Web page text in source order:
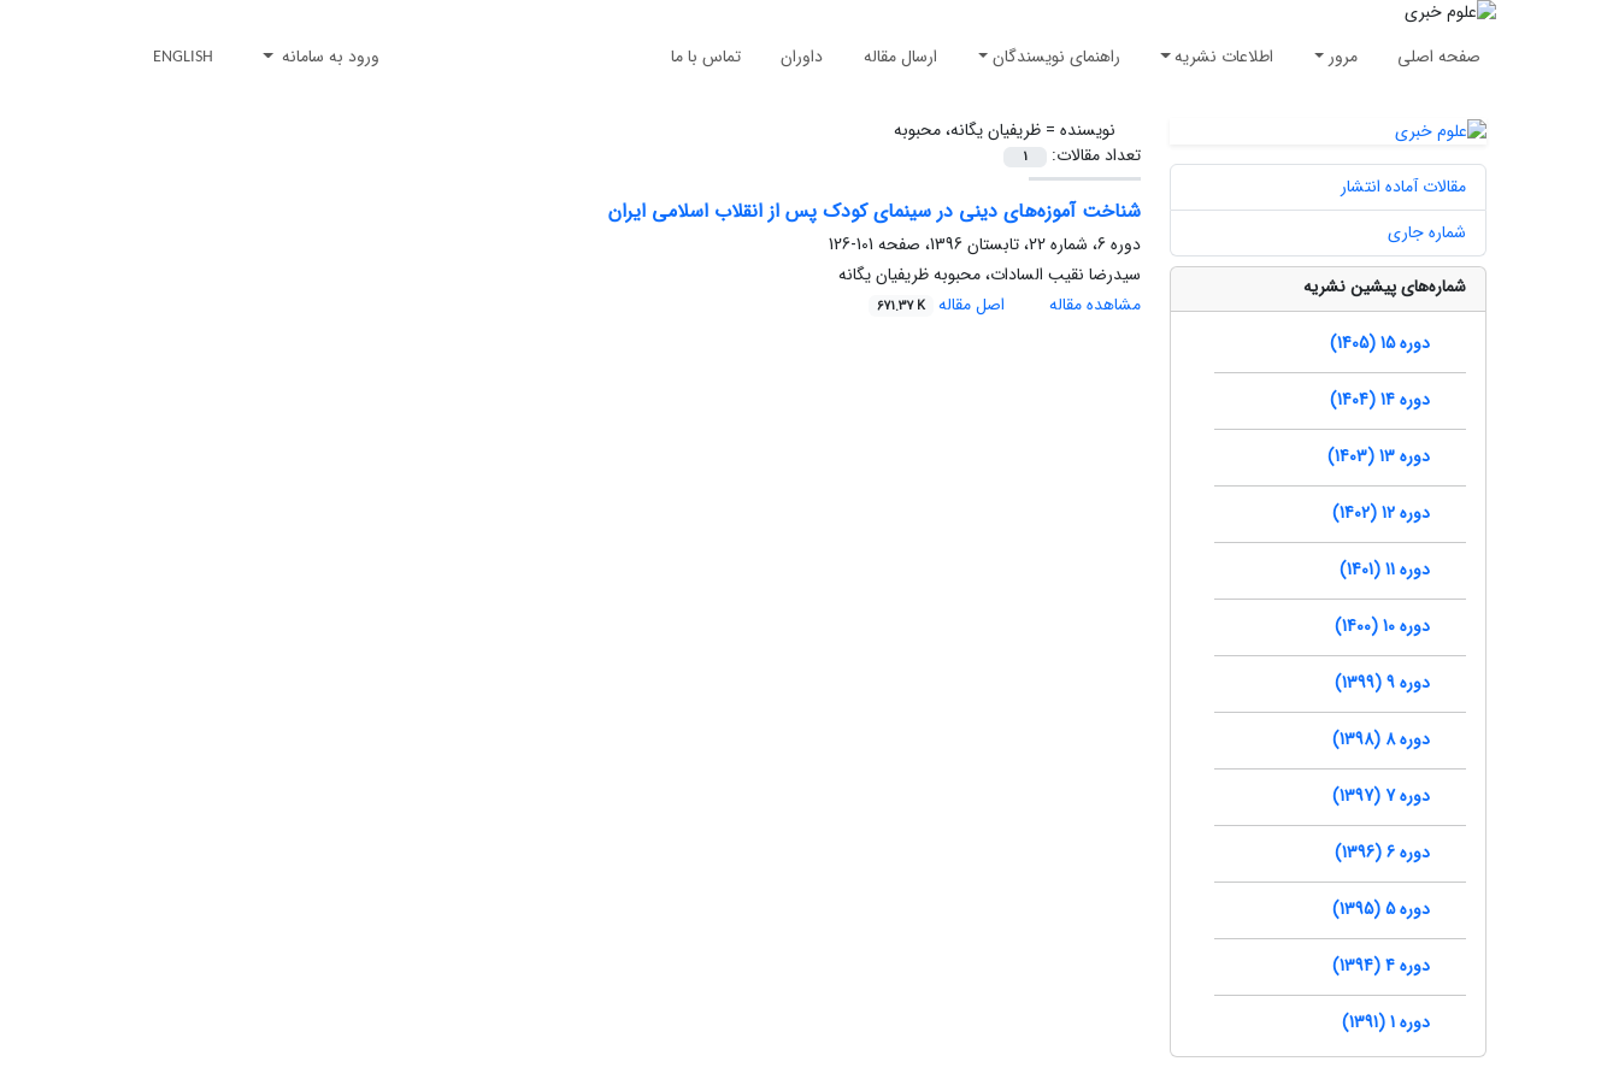
صفحه اصلی مرور اطلاعات نشریه راهنمای نویسندگان ارسال مقاله داوران تماس با ما ورود به سامانه ENGLISH
نویسنده =ظریفیان یگانه، محبوبه
تعداد مقالات:
1
شناخت آموزه‌های دینی در سینمای کودک پس از انقلاب اسلامی ایران
دوره 6، شماره 22، تابستان 1396، صفحه
101-126
سیدرضا نقیب السادات، محبوبه ظریفیان یگانه
مشاهده مقاله
اصل مقاله 671.37 K
مقالات آماده انتشار
شماره جاری
شماره‌های پیشین نشریه
دوره 15 (1405)
دوره 14 (1404)
دوره 13 (1403)
دوره 12 (1402)
دوره 11 (1401)
دوره 10 (1400)
دوره 9 (1399)
دوره 8 (1398)
دوره 7 (1397)
دوره 6 (1396)
دوره 5 (1395)
دوره 4 (1394)
دوره 1 (1391)